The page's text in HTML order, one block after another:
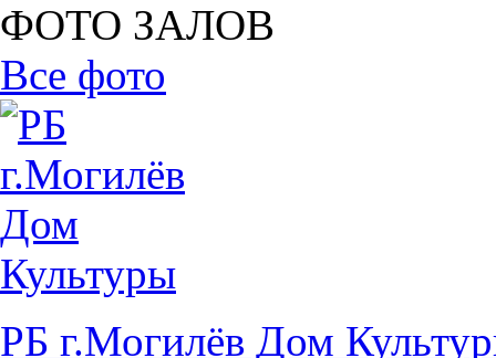
ФОТО ЗАЛОВ
Все фото
РБ г.Могилёв Дом